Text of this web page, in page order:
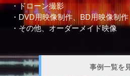
・ドローン撮影
・DVD用映像制作、BD用映像制作
・その他、オーダーメイド映像
事例一覧を